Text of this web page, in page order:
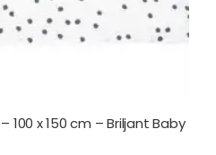
100 x 150 cm – Briljant Baby